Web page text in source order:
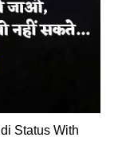
Status With